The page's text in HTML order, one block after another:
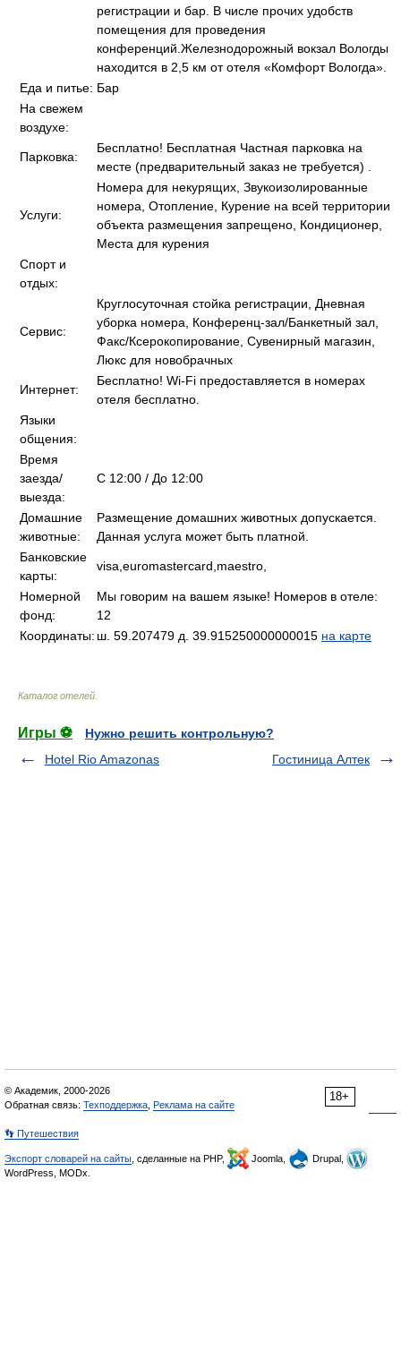
регистрации и бар. В числе прочих удобств
помещения для проведения
конференций.Железнодорожный вокзал Вологды
находится в 2,5 км от отеля «Комфорт Вологда».
Еда и питье: Бар
На свежем
воздухе:
Парковка:
Бесплатно! Бесплатная Частная парковка на
месте (предварительный заказ не требуется) .
Услуги:
Номера для некурящих, Звукоизолированные
номера, Отопление, Курение на всей территории
объекта размещения запрещено, Кондиционер,
Места для курения
Спорт и
отдых:
Сервис:
Круглосуточная стойка регистрации, Дневная
уборка номера, Конференц-зал/Банкетный зал,
Факс/Ксерокопирование, Сувенирный магазин,
Люкс для новобрачных
Интернет:
Бесплатно! Wi-Fi предоставляется в номерах
отеля бесплатно.
Языки
общения:
Время
заезда/
выезда:
C 12:00 / До 12:00
Домашние
животные:
Размещение домашних животных допускается.
Данная услуга может быть платной.
Банковские
карты:
visa,euromastercard,maestro,
Номерной
фонд:
Мы говорим на вашем языке! Номеров в отеле:
12
Координаты: ш. 59.207479 д. 39.915250000000015 на карте
Каталог отелей
Игры ⚽
Нужно решить контрольную?
Hotel Rio Amazonas
Гостиница Алтек
18+
© Академик, 2000-2026
Обратная связь: Техподдержка Реклама на сайте
👣 Путешествия
Экспорт словарей на сайты , сделанные на PHP, Joomla,
Drupal,
WordPress, MODx.